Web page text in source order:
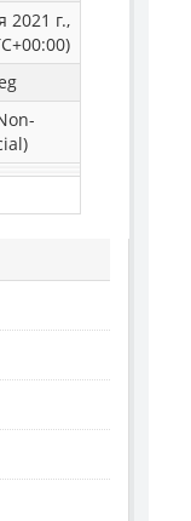
2021 г.,